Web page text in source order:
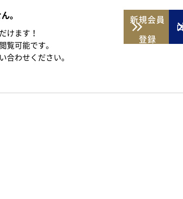
。
けます！
可能です。
わせください。
新規会員
登録